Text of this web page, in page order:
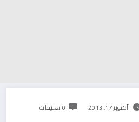
أكتوبر 17, 2013 0 تعليقات